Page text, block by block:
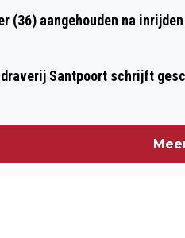
(36) aangehouden na
Santpoort schrijft